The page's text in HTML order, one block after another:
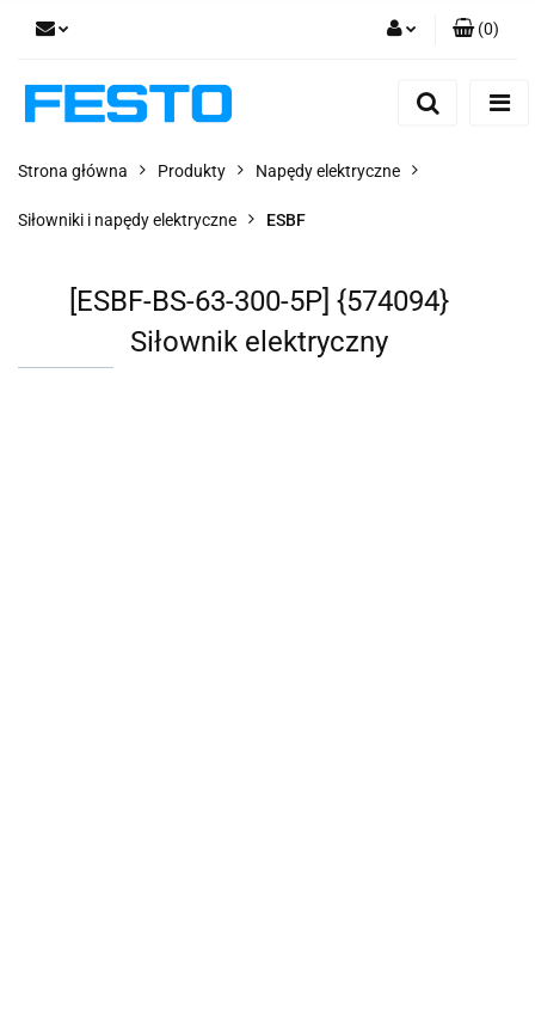
Dodaj zgłoszenie
(0)
Strona główna Produkty Napędy elektryczne
Siłowniki i napędy elektryczne ESBF
[ESBF-BS-63-300-5P] {574094}
Siłownik elektryczny